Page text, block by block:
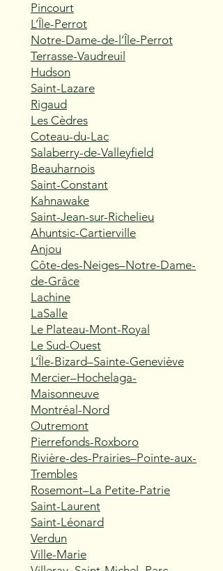
Pincourt
L’Île-Perrot
Notre-Dame-de-l’Île-Perrot
Terrasse-Vaudreuil
Hudson
Saint-Lazare
Rigaud
Les Cèdres
Coteau-du-Lac
Salaberry-de-Valleyfield
Beauharnois
Saint-Constant
Kahnawake
Saint-Jean-sur-Richelieu
Ahuntsic-Cartierville
Anjou
Côte-des-Neiges–Notre-Dame-
de-Grâce
Lachine
LaSalle
Le Plateau-Mont-Royal
Le Sud-Ouest
L’Île-Bizard–Sainte-Geneviève
Mercier–Hochelaga-
Maisonneuve
Montréal-Nord
Outremont
Pierrefonds-Roxboro
Rivière-des-Prairies–Pointe-aux-
Trembles
Rosemont–La Petite-Patrie
Saint-Laurent
Saint-Léonard
Verdun
Ville-Marie